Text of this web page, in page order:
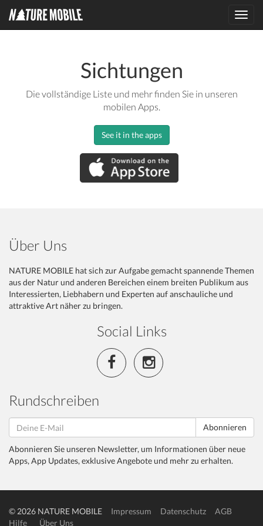
Sichtungen
Die vollständige Liste und mehr finden Sie in unseren
mobilen Apps.
See it in the apps
Über Uns
NATURE MOBILE hat sich zur Aufgabe gemacht spannende Themen
aus der Natur und anderen Bereichen einem breiten Publikum aus
Interessierten, Liebhabern und Experten auf anschauliche und
attraktive Art näher zu bringen.
Social Links
Rundschreiben
Abonnieren
Abonnieren Sie unseren Newsletter, um Informationen über neue
Apps, App Updates, exklusive Angebote und mehr zu erhalten.
© 2026 NATURE MOBILE Impressum Datenschutz
AGB
Hilfe
Über Uns